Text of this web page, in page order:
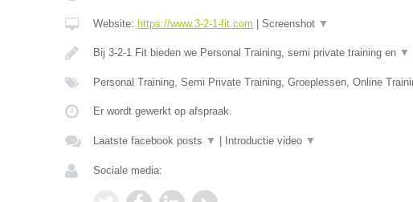
Website: https://www.3-2-1-fit.com Screenshot ▼
Bij 3-2-1 Fit bieden we Personal Training, semi private training en ▼
Personal Training, Semi Private Training, Groeplessen, Online
Er wordt gewerkt op afspraak.
Laatste facebook posts ▼ Introductie video ▼
Sociale media: